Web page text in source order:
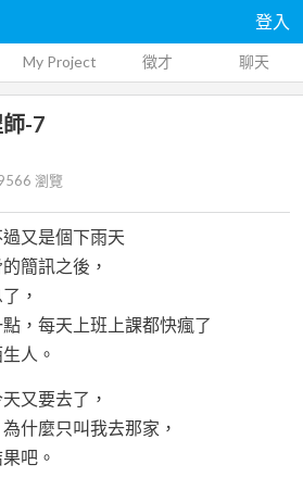
登入
My Project 徵才 聊天
-7
瀏覽
又是個下雨天
簡訊之後，
，
，每天上班上課都快瘋了
人。
又要去了，
什麼只叫我去那家，
吧。